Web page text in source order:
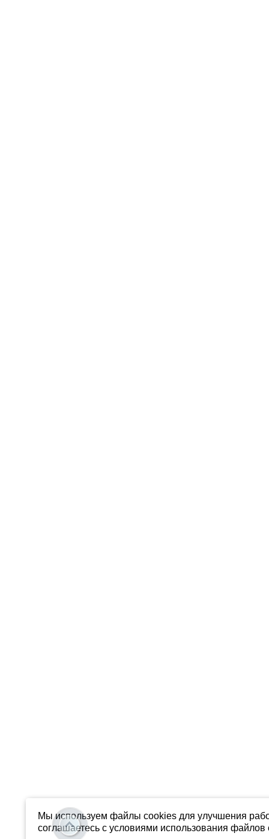
Мы используем файлы cookies для улучшения
соглашаетесь с условиями использования файлов